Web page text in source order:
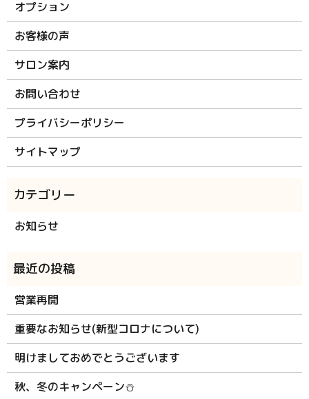
オプション
お客様の声
サロン案内
お問い合わせ
プライバシーポリシー
サイトマップ
お知らせ
営業再開
重要なお知らせ(新型コロナについて)
明けましておめでとうございます
秋、冬のキャンペーン⛄